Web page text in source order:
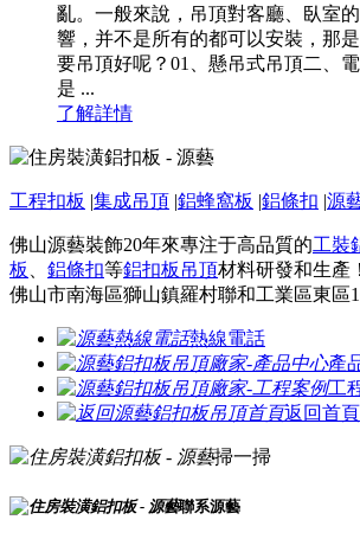
亂。一般來說，吊頂對客廳、臥室
響，并不是所有的都可以安裝，那
要吊頂好呢？01、懸吊式吊頂二、
是 ...
了解詳情
工程扣板 |集成吊頂 |鋁蜂窩板 |鋁條扣 |源
佛山源藝裝飾20年來專注于高品質的工裝
板
鋁條扣等鋁扣板吊頂材料研發和生產！
佛山市南海區獅山鎮羅村聯和工業區東區
熱線電話
產
工
返回首頁
掃一掃
聯系源藝